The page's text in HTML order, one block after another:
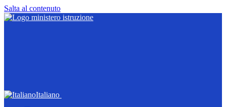
Salta al contenuto
Italiano